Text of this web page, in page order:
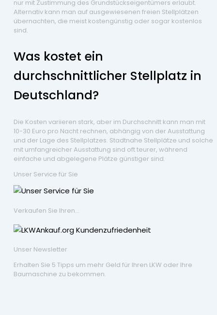
nur mit Zustimmung des Grundstückseigentümers erlaubt.
Alternativ kann man auf ausgewiesenen freien Stellplätzen
übernachten, die meist kostengünstig oder sogar kostenlos
sind.
Was kostet ein
durchschnittlicher Stellplatz in
Deutschland?
Die Kosten variieren stark, aber im Durchschnitt kann man mit
10-30 Euro pro Nacht rechnen, abhängig von der Ausstattung
und der Lage des Stellplatzes. Stadtnahe Stellplätze und solche
mit umfangreicher Ausstattung sind oft teurer, während
einfache und abgelegene Plätze günstiger sind.
Unser Service für Sie
Verkaufen Sie Ihren...
Unser Newsletter
Erhalten Sie 5 Tipps um mehr Geld für Ihren LKW oder Ihre
Baumaschine zu bekommen.